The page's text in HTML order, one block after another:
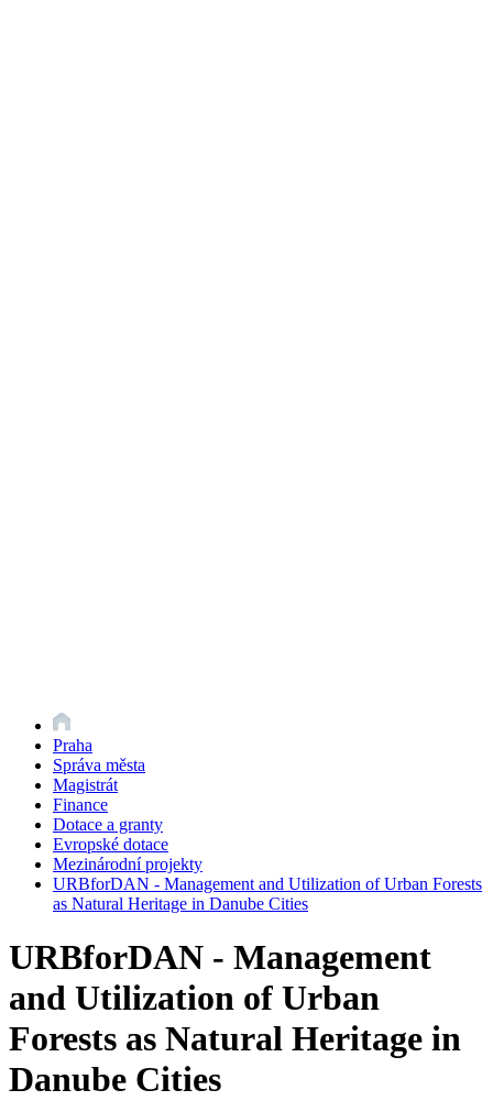
Praha
Správa města
Magistrát
Finance
Dotace a granty
Evropské dotace
Mezinárodní projekty
URBforDAN - Management and Utilization of Urban Forests
as Natural Heritage in Danube Cities
URBforDAN - Management
and Utilization of Urban
Forests as Natural Heritage in
Danube Cities